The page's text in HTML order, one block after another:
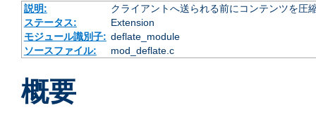
説明:
クライアントへ送られる前にコンテンツを圧
ステータス:
Extension
モジュール識別子: deflate_module
ソースファイル:
mod_deflate.c
概要